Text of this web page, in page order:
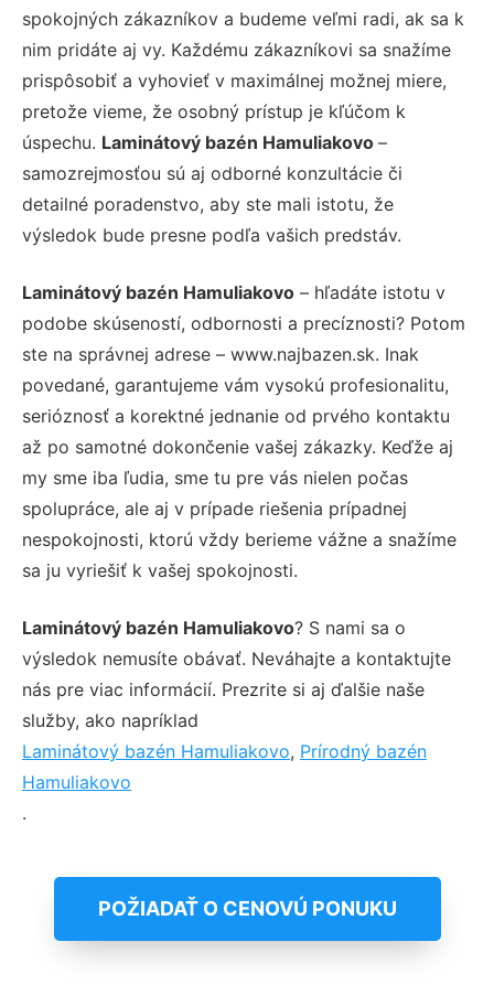
spokojných zákazníkov a budeme veľmi radi, ak sa k
nim pridáte aj vy. Každému zákazníkovi sa snažíme
prispôsobiť a vyhovieť v maximálnej možnej miere,
pretože vieme, že osobný prístup je kľúčom k
úspechu. Laminátový bazén Hamuliakovo –
samozrejmosťou sú aj odborné konzultácie či
detailné poradenstvo, aby ste mali istotu, že
výsledok bude presne podľa vašich predstáv.
Laminátový bazén Hamuliakovo – hľadáte istotu v
podobe skúseností, odbornosti a precíznosti? Potom
ste na správnej adrese – www.najbazen.sk. Inak
povedané, garantujeme vám vysokú profesionalitu,
serióznosť a korektné jednanie od prvého kontaktu
až po samotné dokončenie vašej zákazky. Keďže aj
my sme iba ľudia, sme tu pre vás nielen počas
spolupráce, ale aj v prípade riešenia prípadnej
nespokojnosti, ktorú vždy berieme vážne a snažíme
sa ju vyriešiť k vašej spokojnosti.
Laminátový bazén Hamuliakovo? S nami sa o
výsledok nemusíte obávať. Neváhajte a kontaktujte
nás pre viac informácií. Prezrite si aj ďalšie naše
služby, ako napríklad
Laminátový bazén Hamuliakovo, Prírodný bazén
Hamuliakovo
.
POŽIADAŤ O CENOVÚ PONUKU